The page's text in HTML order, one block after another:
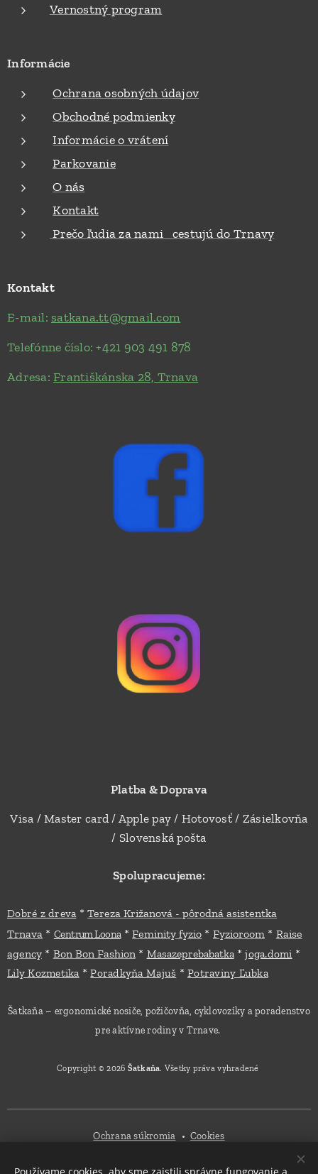
Vernostný program
Informácie
Ochrana osobných údajov
Obchodné podmienky
Informácie o vrátení
Parkovanie
O nás
Kontakt
Prečo ľudia za nami cestujú do Trnavy
Kontakt
E-mail: satkana.tt@gmail.com
Telefónne číslo: +421 903 491 878
Adresa:Františkánska 28, Trnava
Platba & Doprava
Visa / Master card / Apple pay / Hotovosť / Zásielkovňa
/ Slovenská pošta
Spolupracujeme:
Dobré z dreva*Tereza Križanová - pôrodná asistentka
Trnava * Centrum Loona *Feminity fyzio * Fyzioroom* Raise
agency * Bon Bon Fashion* Masazeprebabatka*joga.domi *
Lily Kozmetika*Poradkyňa Majuš *Potraviny Ľubka
Šatkaňa – ergonomické nosiče, požičovňa, cyklovozíky a poradenstvo
pre aktívne rodiny v Trnave.
Copyright © 2026 Šatkaňa. Všetky práva vyhradené
Ochrana súkromia Cookies